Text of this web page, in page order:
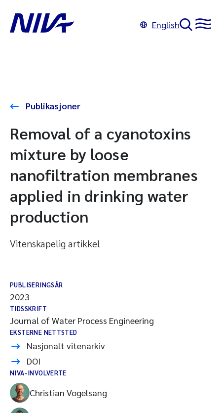
English
Publikasjoner
Removal of a cyanotoxins
mixture by loose
nanofiltration membranes
applied in drinking water
production
Vitenskapelig artikkel
PUBLISERINGSÅR
2023
TIDSSKRIFT
Journal of Water Process Engineering
EKSTERNE NETTSTED
Nasjonalt vitenarkiv
DOI
NIVA-INVOLVERTE
Christian Vogelsang